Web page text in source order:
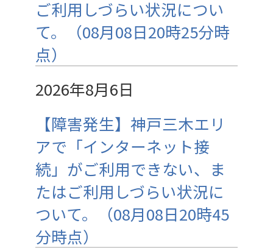
ご利用しづらい状況につい
て。（08月08日20時25分時
点）
2026年8月6日
【障害発生】神戸三木エリ
アで「インターネット接
続」がご利用できない、ま
たはご利用しづらい状況に
ついて。（08月08日20時45
分時点）